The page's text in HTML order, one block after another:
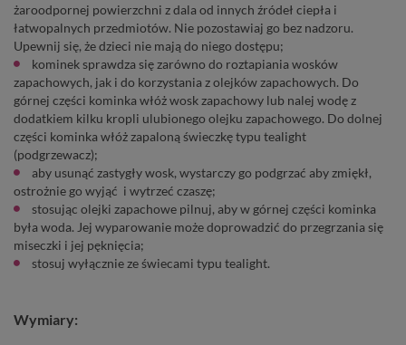
żaroodpornej powierzchni z dala od innych źródeł ciepła i
łatwopalnych przedmiotów. Nie pozostawiaj go bez nadzoru.
Upewnij się, że dzieci nie mają do niego dostępu;
kominek sprawdza się zarówno do roztapiania wosków
zapachowych, jak i do korzystania z olejków zapachowych. Do
górnej części kominka włóż wosk zapachowy lub nalej wodę z
dodatkiem kilku kropli ulubionego olejku zapachowego. Do dolnej
części kominka włóż zapaloną świeczkę typu tealight
(podgrzewacz);
aby usunąć zastygły wosk, wystarczy go podgrzać aby zmiękł,
ostrożnie go wyjąć i wytrzeć czaszę;
stosując olejki zapachowe pilnuj, aby w górnej części kominka
była woda. Jej wyparowanie może doprowadzić do przegrzania się
miseczki i jej pęknięcia;
stosuj wyłącznie ze świecami typu tealight.
Wymiary: